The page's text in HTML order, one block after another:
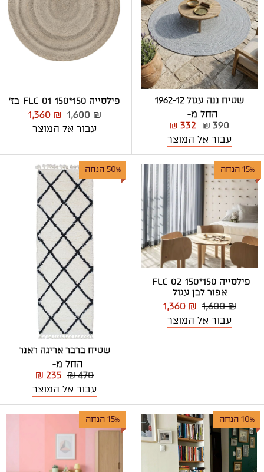
שטיח ננה עגול 1962-12
החל מ-
₪ 390
₪ 332
עבור אל המוצר
פילסייה 150*150-FLC-01-בז'
1,600 ₪
1,360 ₪
עבור אל המוצר
15% הנחה
פילסייה 150*150-FLC-02-
אפור לבן עגול
1,600 ₪
1,360 ₪
עבור אל המוצר
50% הנחה
שטיח ברבר אריגה ראנר
החל מ-
₪ 470
₪ 235
עבור אל המוצר
10% הנחה 15% הנחה